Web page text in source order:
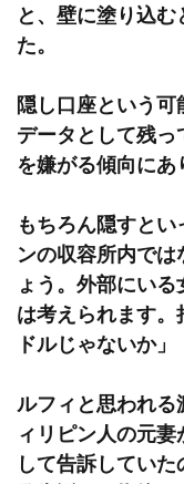
と、壁に塗り込
た。
隠し口座という
データとして残っ
を嫌がる傾向にあ
もちろん隠すと
ンの収容所内では
ょう。外部にい
は考えられます。
ドルじゃないか」
ルフィと思われる
ィリピン人の元
して告訴してい